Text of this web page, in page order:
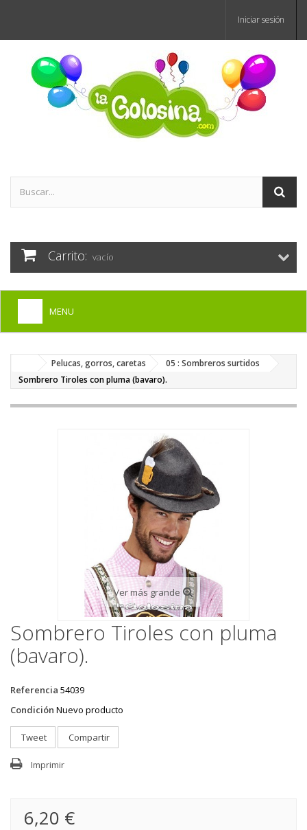
Iniciar sesión
Carrito: vacío
MENU
DISFRACES PARA ADULTOS
+
PELUCAS, GORROS, CARETAS
Pelucas, gorros, caretas
05 : Sombreros surtidos
Sombrero Tiroles con pluma (bavaro).
Ver más grande
Sombrero Tiroles con pluma
(bavaro).
Referencia 54039
Condición Nuevo producto
Tweet Compartir
Imprimir
6,20 €